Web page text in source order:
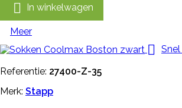
 In winkelwagen
Meer

Referentie: 27400-Z-35
Merk: Stapp